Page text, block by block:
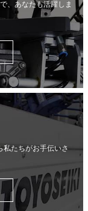
、 あなたも活躍しま
私たちがお手伝いさ